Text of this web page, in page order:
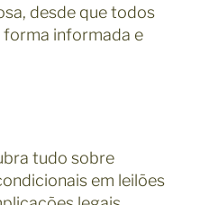
desde que todos
informada e
tudo sobre
em leilões